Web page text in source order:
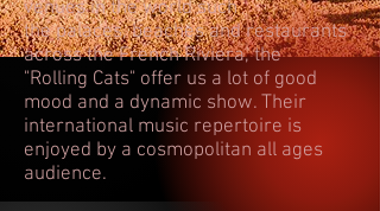
venues in the world such
the palaces, beaches and restaurants
across the French Riviera, the
"Rolling Cats" offer us a lot of good
mood and a dynamic show. Their
international music repertoire is
enjoyed by a cosmopolitan all ages
audience.